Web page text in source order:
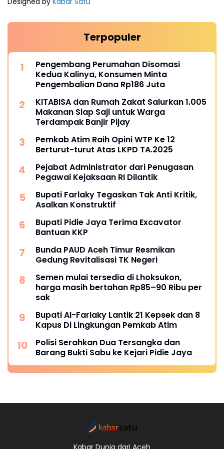
Terpopuler
Pengembang Perumahan Disomasi
Kedua Kalinya, Konsumen Minta
Pengembalian Dana Rp186 Juta
KITABISA dan Rumah Zakat Salurkan 1.005
Makanan Siap Saji untuk Warga
Terdampak Banjir Pijay
Pemkab Atim Raih Opini WTP Ke 12
Berturut-turut Atas LKPD TA.2025
Pejabat Administrator dari Penugasan
Pegawai Kejaksaan RI Dilantik
Bupati Farlaky Tegaskan Tak Anti Kritik,
Asalkan Konstruktif
Bupati Pidie Jaya Terima Excavator
Bantuan KKP
Bunda PAUD Aceh Timur Resmikan
Gedung Revitalisasi TK Negeri
Semen mulai tersedia di Lhoksukon,
harga masih bertahan Rp85–90 Ribu per
sak
Bupati Al-Farlaky Lantik 21 Kepsek dan 8
Kapus Di Lingkungan Pemkab Atim
Polisi Serahkan Dua Tersangka dan
Barang Bukti Sabu ke Kejari Pidie Jaya
Kabar Dunia dari Aceh